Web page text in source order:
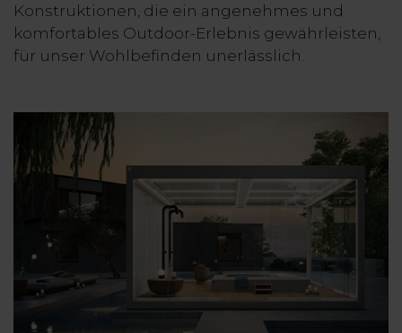
Konstruktionen, die ein angenehmes und
komfortables Outdoor-Erlebnis gewährleisten,
für unser Wohlbefinden unerlässlich.